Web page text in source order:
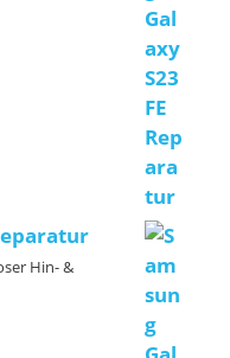
Hin- &